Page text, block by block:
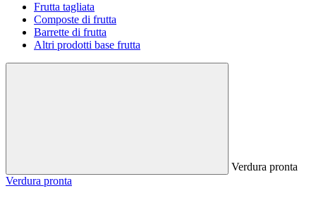
Frutta tagliata
Composte di frutta
Barrette di frutta
Altri prodotti base frutta
Verdura pronta
Verdura pronta